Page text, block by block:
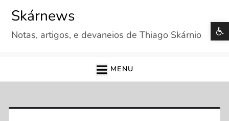
content
Skárnews
Notas, artigos, e devaneios de Thiago Skárnio
MENU